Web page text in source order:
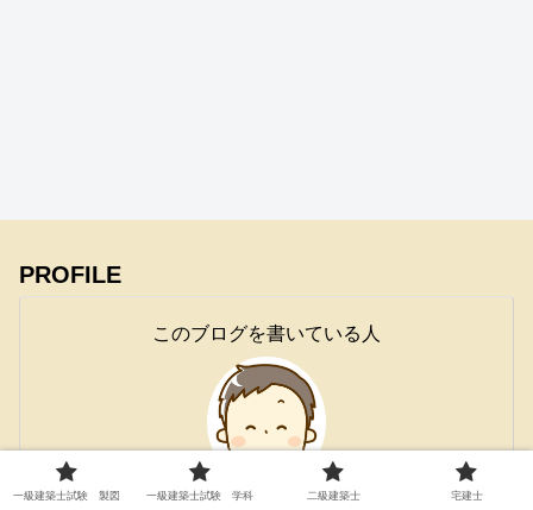
PROFILE
このブログを書いている人
一級建築士試験 製図 一級建築士試験 学科 二級建築士 宅建士